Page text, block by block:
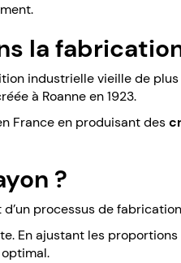
la
industrielle vieille de
à Roanne en 1923.
France en produisant des
?
processus de
En ajustant les